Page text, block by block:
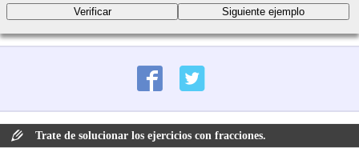
Trate de solucionar los ejercicios con fracciones.